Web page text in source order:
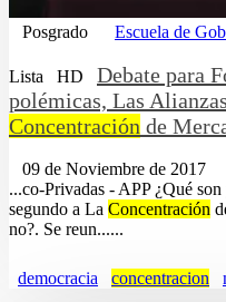
Posgrado Escuela de
Lista HD
Debate para
polémicas, Las
Concentración de
09 de Noviembre de 2017
...co-Privadas - APP ¿Qué
segundo a La Concentración
no?. Se reun......
democracia concentracion